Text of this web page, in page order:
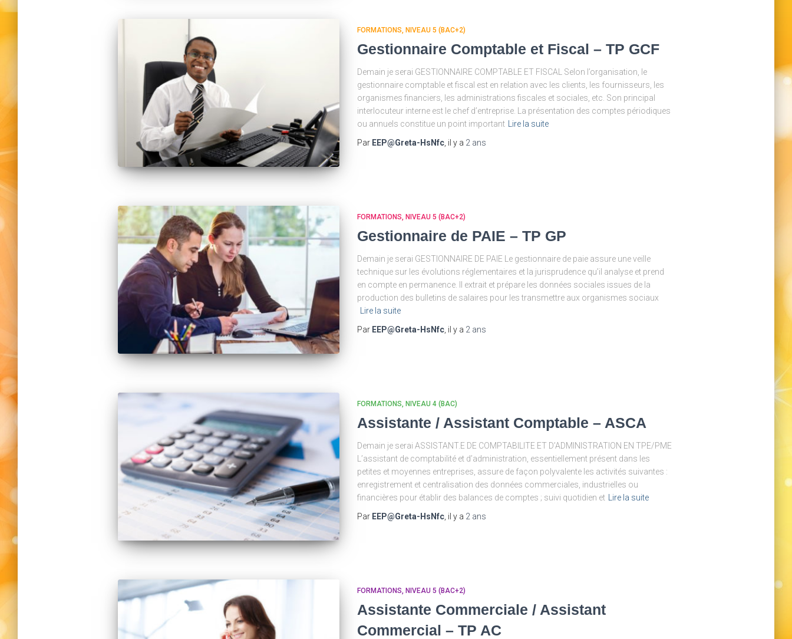
FORMATIONS NIVEAU 5 (BAC+2)
Gestionnaire Comptable et Fiscal – TP GCF
Demain je serai GESTIONNAIRE COMPTABLE ET FISCAL Selon l’organisation, le
gestionnaire comptable et fiscal est en relation avec les clients, les fournisseurs, les
organismes financiers, les administrations fiscales et sociales, etc. Son principal
interlocuteur interne est le chef d’entreprise. La présentation des comptes périodiques
ou annuels constitue un point important Lire la suite
Par EEP@Greta-HsNfc, il y a 2 ans
FORMATIONS NIVEAU 5 (BAC+2)
Gestionnaire de PAIE – TP GP
Demain je serai GESTIONNAIRE DE PAIE Le gestionnaire de paie assure une veille
technique sur les évolutions réglementaires et la jurisprudence qu’il analyse et prend
en compte en permanence. Il extrait et prépare les données sociales issues de la
production des bulletins de salaires pour les transmettre aux organismes sociaux
Lire la suite
Par EEP@Greta-HsNfc, il y a 2 ans
FORMATIONS NIVEAU 4 (BAC)
Assistante / Assistant Comptable – ASCA
Demain je serai ASSISTANT.E DE COMPTABILITE ET D’ADMINISTRATION EN TPE/PME
L’assistant de comptabilité et d’administration, essentiellement présent dans les
petites et moyennes entreprises, assure de façon polyvalente les activités suivantes :
enregistrement et centralisation des données commerciales, industrielles ou
financières pour établir des balances de comptes ; suivi quotidien et
Lire la suite
Par EEP@Greta-HsNfc, il y a 2 ans
FORMATIONS NIVEAU 5 (BAC+2)
Assistante Commerciale / Assistant
Commercial – TP AC